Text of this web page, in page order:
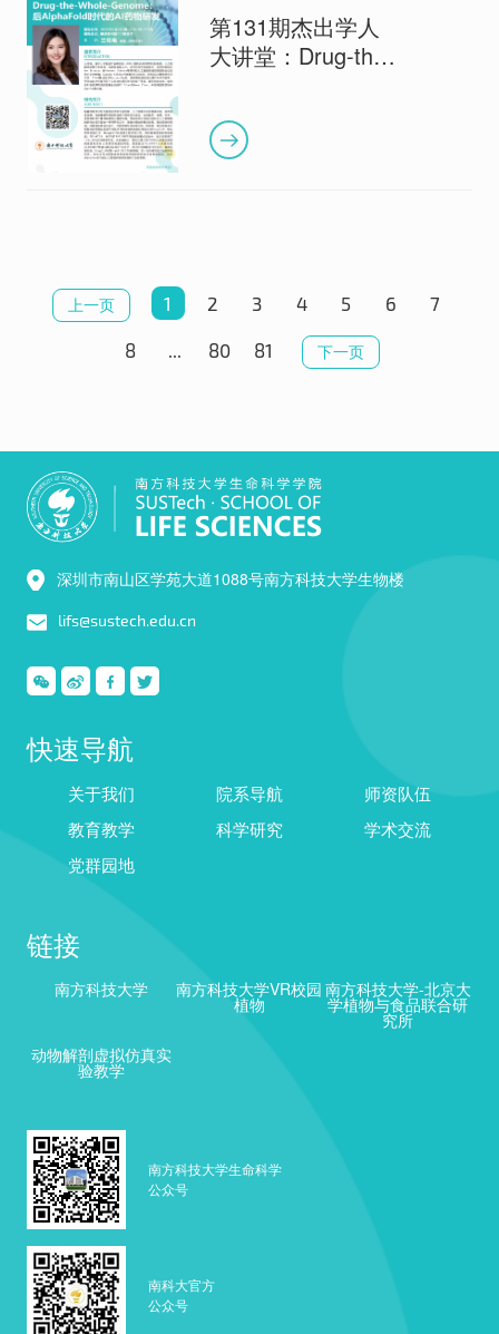
Lysosome Damage
第131期杰出学人
大讲堂：Drug-the-
后AlphaFold时代的
AI药物研发
上一页 1 2 3 4 5 6 7
8 ... 80 81 下一页
深圳市南山区学苑大道1088号南方科技大学生物楼
lifs@sustech.edu.cn
快速导航
关于我们 院系导航
师资队伍
教育教学
科学研究
学术交流
党群园地
链接
南方科技大学 南方科技大学VR校园
植物
南方科技大学-北京大
学植物与食品联合研
究所
动物解剖虚拟仿真实
验教学
南方科技大学生命科学
公众号
南科大官方
公众号